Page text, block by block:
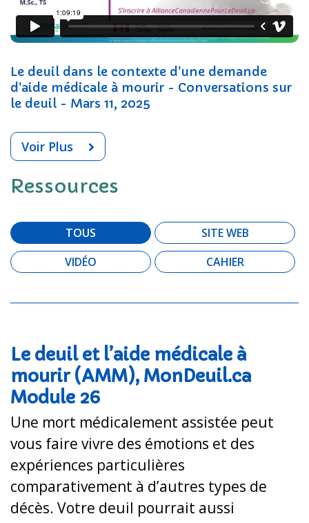
Le deuil dans le contexte d'une demande
d'aide médicale à mourir - Conversations sur
le deuil - Mars 11, 2025
Voir Plus
Ressources
TOUS
SITE WEB
VIDÉO
CAHIER
Le deuil et l’aide médicale à
mourir (AMM), MonDeuil.ca
Module 26
Une mort médicalement assistée peut
vous faire vivre des émotions et des
expériences particulières
comparativement à d’autres types de
décès. Votre deuil pourrait aussi